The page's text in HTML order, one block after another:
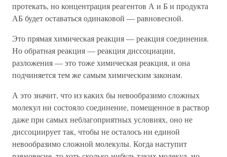
протекать, но концентрация реагентов А и Б и продукта
АБ будет оставаться одинаковой — равновесной.
Это прямая химическая реакция — реакция соединения.
Но обратная реакция — реакция диссоциации,
разложения — это тоже химическая реакция, и она
подчиняется тем же самым химическим законам.
А это значит, что из каких бы невообразимо сложных
молекул ни состояло соединение, помещенное в раствор
даже при самых неблагоприятных условиях, оно не
диссоциирует так, чтобы не осталось ни единой
невообразимо сложной молекулы. Когда наступит